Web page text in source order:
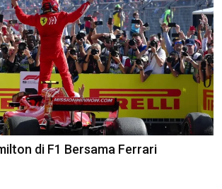
di F1 Bersama Ferrari